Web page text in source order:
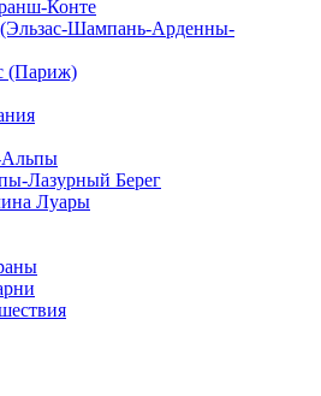
Конте
Шампань-Арденны-
(Париж)
Альпы
Лазурный Берег
Луары